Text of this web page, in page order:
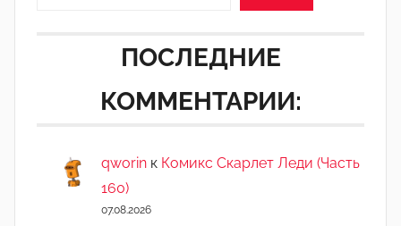
ПОСЛЕДНИЕ
КОММЕНТАРИИ:
qworin к Комикс Скарлет Леди (Часть
160)
07.08.2026